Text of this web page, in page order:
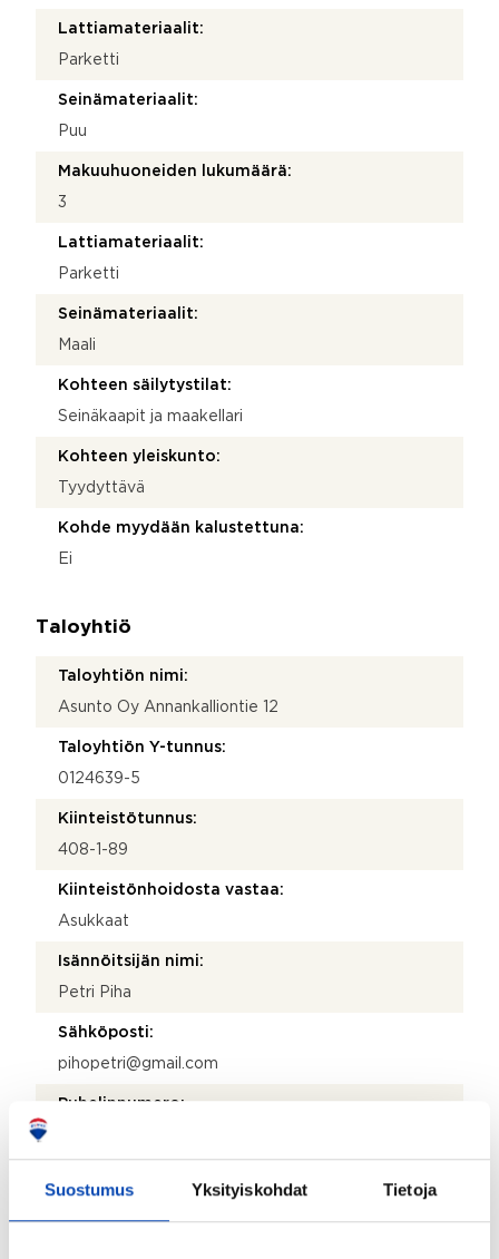
Suostumus Yksityiskohdat Tietoja
Lattiamateriaalit:
Parketti
Seinämateriaalit:
Puu
Makuuhuoneiden lukumäärä:
3
Lattiamateriaalit:
Parketti
Seinämateriaalit:
Maali
Kohteen säilytystilat:
Seinäkaapit ja maakellari
Kohteen yleiskunto:
Tyydyttävä
Kohde myydään kalustettuna:
Ei
Taloyhtiö
Taloyhtiön nimi:
Asunto Oy Annankalliontie 12
Taloyhtiön Y-tunnus:
0124639-5
Kiinteistötunnus:
408-1-89
Kiinteistönhoidosta vastaa:
Asukkaat
Isännöitsijän nimi:
Petri Piha
Sähköposti:
pihopetri@gmail.com
Puhelinnumero: